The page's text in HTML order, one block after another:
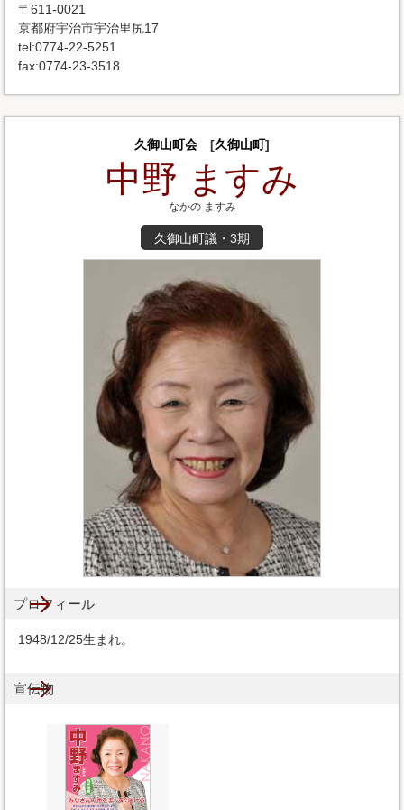
〒611-0021
京都府宇治市宇治里尻17
tel:0774-22-5251
fax:0774-23-3518
久御山町会 [久御山町]
中野 ますみ
なかの ますみ
久御山町議・3期
プロフィール
1948/12/25生まれ。
宣伝物